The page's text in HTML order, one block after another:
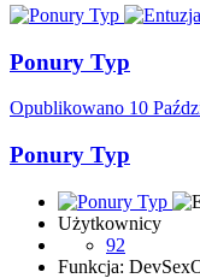
Ponury Typ
Opublikowano 10
Ponury Typ
Użytkownicy
92
Funkcja: